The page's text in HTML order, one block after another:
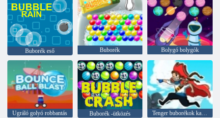
Buborék eső Buborék Bolygó bolygók
Ugráló golyó robbantás Buborék -ütközés Tenger buborékok kalózok